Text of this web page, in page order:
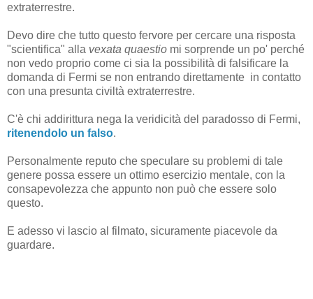
extraterrestre.
Devo dire che tutto questo fervore per cercare una risposta
"scientifica" alla vexata quaestio mi sorprende un po' perché
non vedo proprio come ci sia la possibilità di falsificare la
domanda di Fermi se non entrando direttamente in contatto
con una presunta civiltà extraterrestre.
C'è chi addirittura nega la veridicità del paradosso di Fermi,
ritenendolo un falso.
Personalmente reputo che speculare su problemi di tale
genere possa essere un ottimo esercizio mentale, con la
consapevolezza che appunto non può che essere solo
questo.
E adesso vi lascio al filmato, sicuramente piacevole da
guardare.